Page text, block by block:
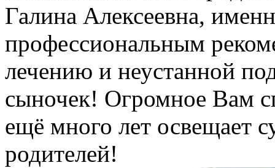
Галина Алексеевна,
профессиональным
лечению и неустанной
сыночек! Огромное Вам
ещё много лет освещает
родителей!